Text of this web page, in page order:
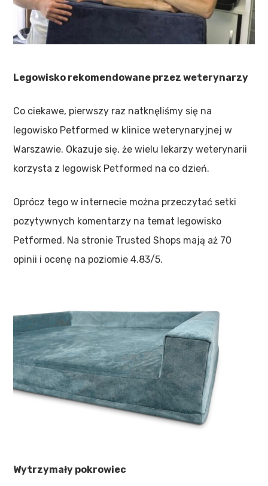
Legowisko rekomendowane przez weterynarzy
Co ciekawe, pierwszy raz natknęliśmy się na
legowisko Petformed w klinice weterynaryjnej w
Warszawie. Okazuje się, że wielu lekarzy weterynarii
korzysta z legowisk Petformed na co dzień.
Oprócz tego w internecie można przeczytać setki
pozytywnych komentarzy na temat legowisko
Petformed. Na stronie Trusted Shops mają aż 70
opinii i ocenę na poziomie 4.83/5.
Wytrzymały pokrowiec